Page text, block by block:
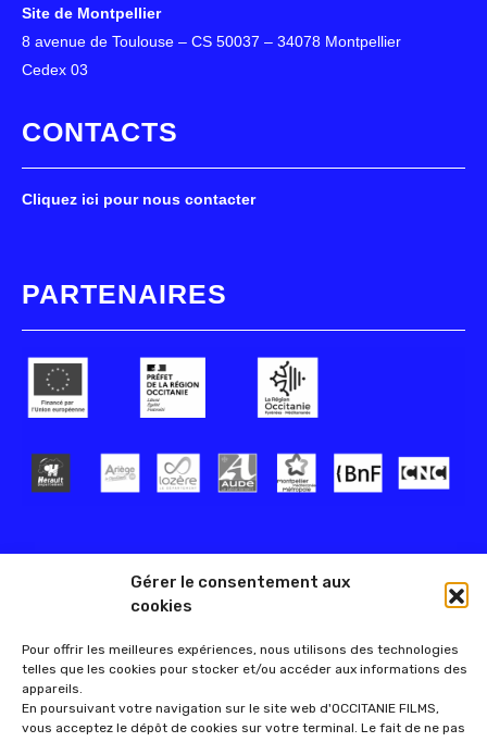
Gérer le consentement aux
cookies
Pour offrir les meilleures expériences, nous utilisons des technologies
telles que les cookies pour stocker et/ou accéder aux informations des
appareils.
En poursuivant votre navigation sur le site web d'OCCITANIE FILMS,
vous acceptez le dépôt de cookies sur votre terminal. Le fait de ne pas
Site de Montpellier
8 avenue de Toulouse – CS 50037 – 34078 Montpellier
Cedex 03
CONTACTS
Cliquez ici pour nous contacter
PARTENAIRES